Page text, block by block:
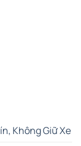
Không Giữ Xe